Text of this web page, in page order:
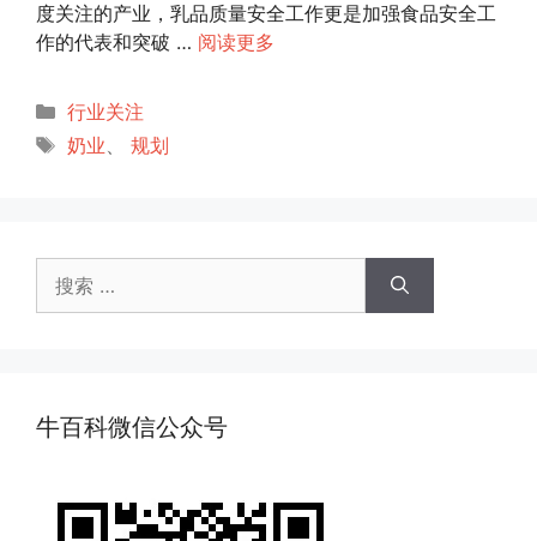
度关注的产业，乳品质量安全工作更是加强食品安全工
作的代表和突破 … 阅读更多
分
类
行业关注
标
奶业、 规划
索：
牛百科微信公众号